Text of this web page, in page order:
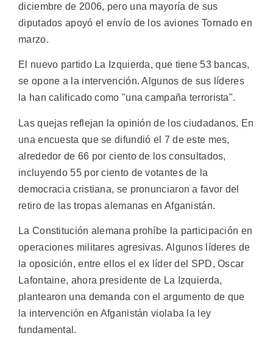
diciembre de 2006, pero una mayoría de sus
diputados apoyó el envío de los aviones Tornado en
marzo.
El nuevo partido La Izquierda, que tiene 53 bancas,
se opone a la intervención. Algunos de sus líderes
la han calificado como "una campaña terrorista".
Las quejas reflejan la opinión de los ciudadanos. En
una encuesta que se difundió el 7 de este mes,
alrededor de 66 por ciento de los consultados,
incluyendo 55 por ciento de votantes de la
democracia cristiana, se pronunciaron a favor del
retiro de las tropas alemanas en Afganistán.
La Constitución alemana prohíbe la participación en
operaciones militares agresivas. Algunos líderes de
la oposición, entre ellos el ex líder del SPD, Oscar
Lafontaine, ahora presidente de La Izquierda,
plantearon una demanda con el argumento de que
la intervención en Afganistán violaba la ley
fundamental.